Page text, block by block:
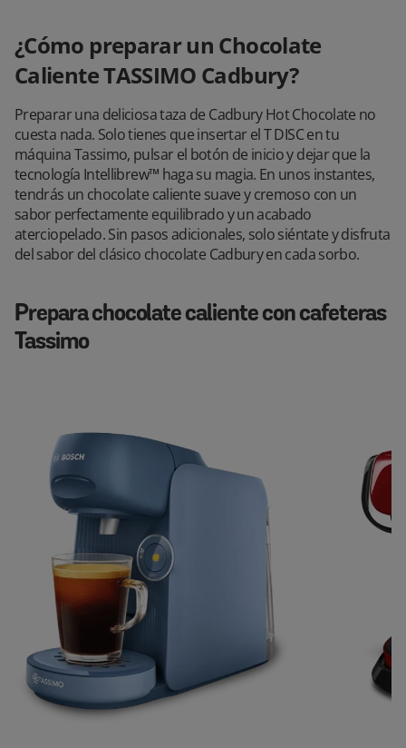
¿Cómo preparar un Chocolate
Caliente TASSIMO Cadbury?
Preparar una deliciosa taza de Cadbury Hot Chocolate no
cuesta nada. Solo tienes que insertar el T DISC en tu
máquina Tassimo, pulsar el botón de inicio y dejar que la
tecnología Intellibrew™ haga su magia. En unos instantes,
tendrás un chocolate caliente suave y cremoso con un
sabor perfectamente equilibrado y un acabado
aterciopelado. Sin pasos adicionales, solo siéntate y disfruta
del sabor del clásico chocolate Cadbury en cada sorbo.
Prepara chocolate caliente con cafeteras
Tassimo